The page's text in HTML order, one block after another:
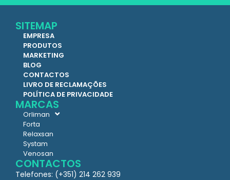
SITEMAP
EMPRESA
PRODUTOS
MARKETING
BLOG
CONTACTOS
LIVRO DE RECLAMAÇÕES
POLÍTICA DE PRIVACIDADE
MARCAS
Orliman
Forta
Relaxsan
Systam
Venosan
CONTACTOS
Telefones: (+351) 214 262 939